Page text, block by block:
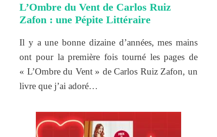
L’Ombre du Vent de Carlos Ruiz
Zafon : une Pépite Littéraire
Il y a une bonne dizaine d’années, mes mains
ont pour la première fois tourné les pages de
« L’Ombre du Vent » de Carlos Ruiz Zafon, un
livre que j’ai adoré…